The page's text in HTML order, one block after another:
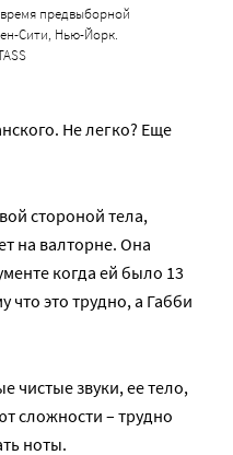
предвыборной
Сити, Нью-Йорк.
Не легко? Еще
стороной тела,
на валторне. Она
когда ей было 13
что это трудно, а Габби
чистые звуки, ее тело,
сложности – трудно
ноты.